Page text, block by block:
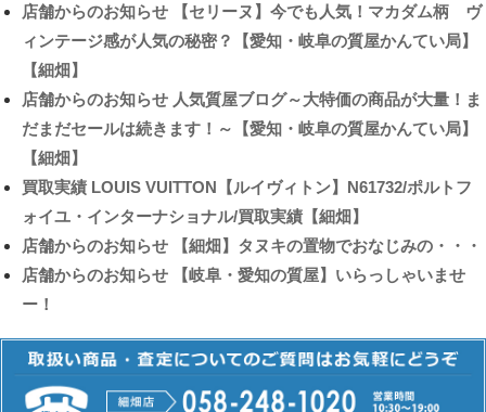
店舗からのお知らせ 【セリーヌ】今でも人気！マカダム柄 ヴ
ィンテージ感が人気の秘密？【愛知・岐阜の質屋かんてい局】
【細畑】
店舗からのお知らせ 人気質屋ブログ～大特価の商品が大量！ま
だまだセールは続きます！～【愛知・岐阜の質屋かんてい局】
【細畑】
買取実績 LOUIS VUITTON【ルイヴィトン】N61732/ポルトフ
ォイユ・インターナショナル/買取実績【細畑】
店舗からのお知らせ 【細畑】タヌキの置物でおなじみの・・・
店舗からのお知らせ 【岐阜・愛知の質屋】いらっしゃいませ
ー！